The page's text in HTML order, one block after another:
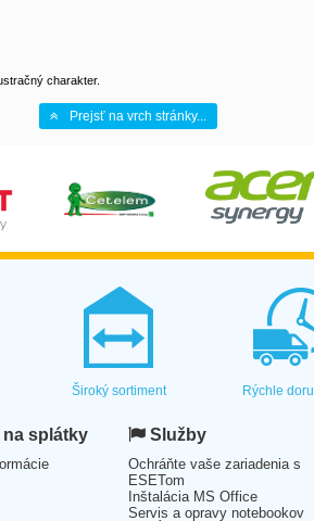
charakter.
Prejsť na vrch stránky...
Široký sortiment Rýchle
splátky Služby
Ochráňte vaše zariadenia s
ESETom
Inštalácia MS Office
Servis a opravy notebookov